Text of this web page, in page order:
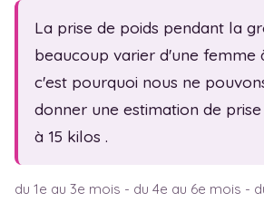
Statistiques
Fête des mères
Fête des pères
Massage bébé
Test de grossesse
Symptômes
Dépression post-natale
La prise de poids pendant la
beaucoup varier d'une femme
c'est pourquoi nous ne
donner une estimation de
à 15 kilos .
du 1e au 3e mois - du 4e au 6e mois -